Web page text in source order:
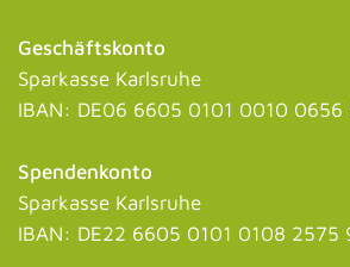
Geschäftskonto
Sparkasse Karlsruhe
IBAN: DE06 6605 0101 0010 0656
Spendenkonto
Sparkasse Karlsruhe
IBAN: DE22 6605 0101 0108 2575